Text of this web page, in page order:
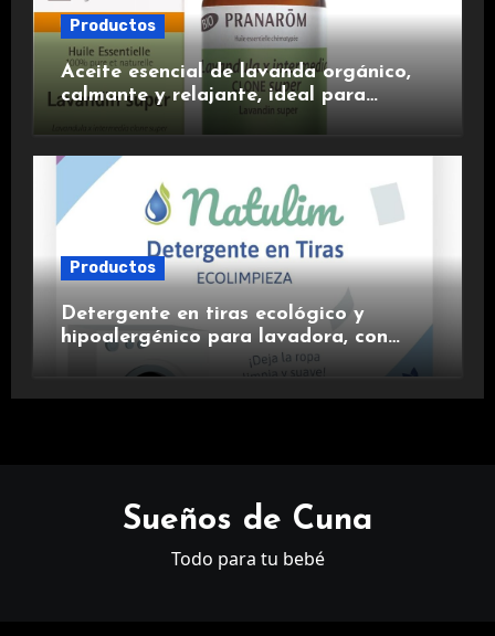
Productos
Aceite esencial de lavanda orgánico,
calmante y relajante, ideal para
Productos
Detergente en tiras ecológico y
hipoalergénico para lavadora, con
suavizante incluido y fragancia de
Sueños de Cuna
Todo para tu bebé